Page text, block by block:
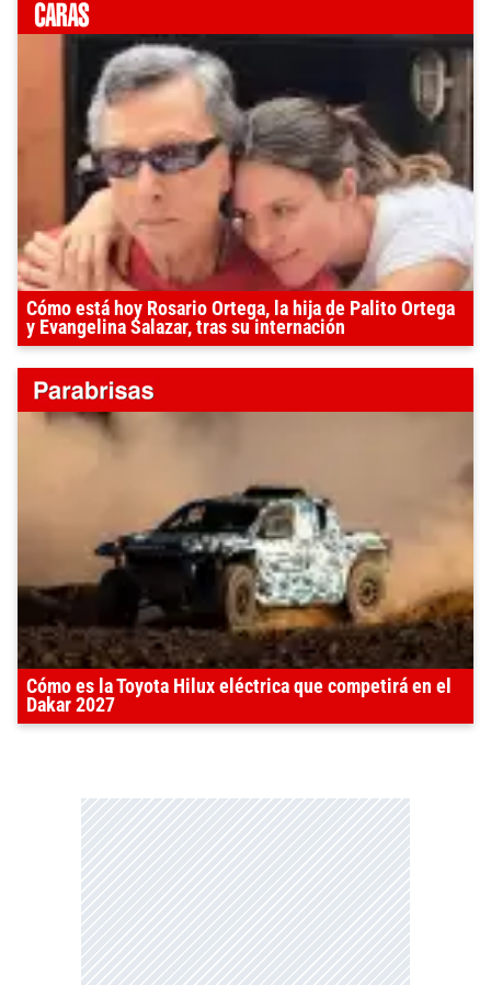
Cómo está hoy Rosario Ortega, la hija de Palito Ortega
y Evangelina Salazar, tras su internación
Cómo es la Toyota Hilux eléctrica que competirá en el
Dakar 2027